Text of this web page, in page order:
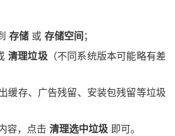
存储 或 存储空间 ；
清理垃圾（不同系统版本可能略有差
缓存、广告残留、安装包残留等垃圾
容，点击 清理选中垃圾 即可。